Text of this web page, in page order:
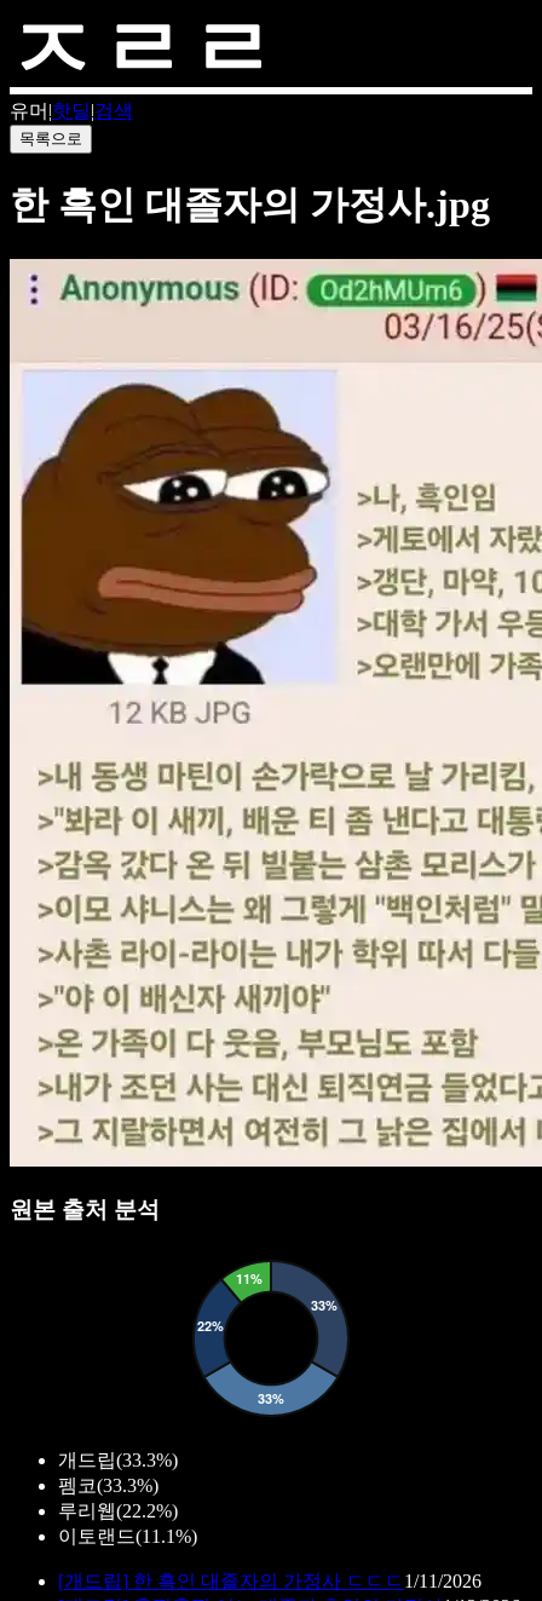
유머 |핫딜|검색
목록으로
한 흑인 대졸자의 가정사.jpg
원본 출처 분석
개드립(33.3%)
펨코(33.3%)
루리웹(22.2%)
이토랜드(11.1%)
[개드립] 한 흑인 대졸자의 가정사 ㄷㄷㄷ 1/11/2026